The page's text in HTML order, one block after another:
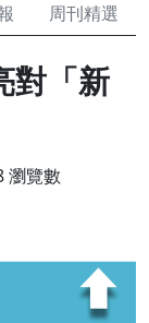
周刊精選
對「新
瀏覽數